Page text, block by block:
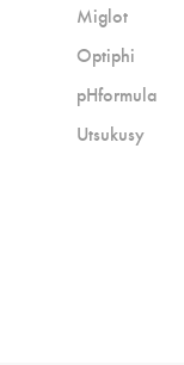
Miglot
Optiphi
pHformula
Utsukusy